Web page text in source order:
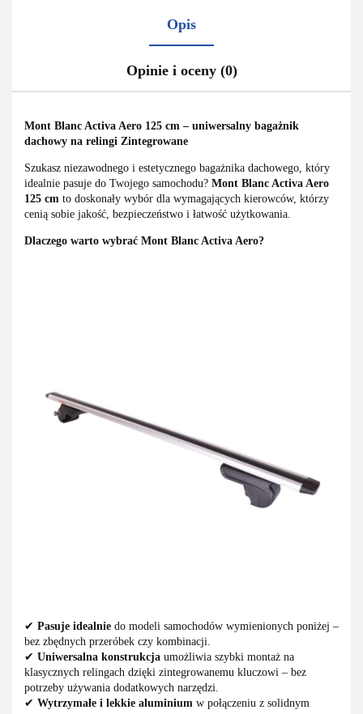
Opis
Opinie i oceny (0)
Mont Blanc Activa Aero 125 cm – uniwersalny bagażnik
dachowy na relingi Zintegrowane
Szukasz niezawodnego i estetycznego bagażnika dachowego, który
idealnie pasuje do Twojego samochodu? Mont Blanc Activa Aero
125 cm to doskonały wybór dla wymagających kierowców, którzy
cenią sobie jakość, bezpieczeństwo i łatwość użytkowania.
Dlaczego warto wybrać Mont Blanc Activa Aero?
✔ Pasuje idealnie do modeli samochodów wymienionych poniżej –
bez zbędnych przeróbek czy kombinacji.
✔ Uniwersalna konstrukcja umożliwia szybki montaż na
klasycznych relingach dzięki zintegrowanemu kluczowi – bez
potrzeby używania dodatkowych narzędzi.
✔ Wytrzymałe i lekkie aluminium w połączeniu z solidnym